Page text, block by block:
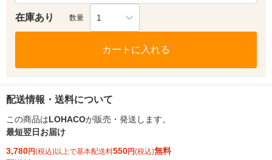
在庫あり 数量 1
カートに入れる
配送情報・送料について
この商品はLOHACOが販売・発送します。
最短翌日お届け
3,780円(税込)以上で基本配送料550円(税込)無料